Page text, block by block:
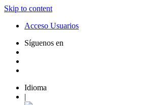
Skip to content
Acceso Usuarios
Síguenos en
Idioma
|